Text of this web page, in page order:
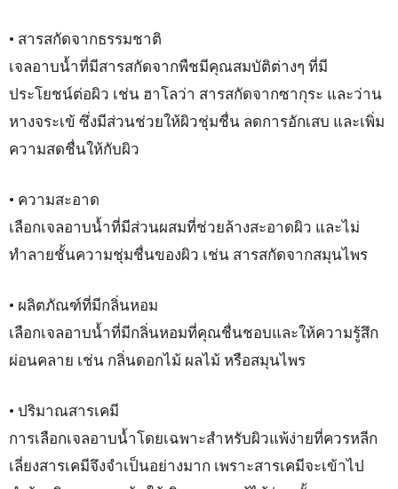
• สารสกัดจากธรรมชาติ
เจลอาบน้ำที่มีสารสกัดจากพืชมีคุณสมบัติต่างๆ ที่มี
ประโยชน์ต่อผิว เช่น ฮาโลว่า สารสกัดจากซากุระ และว่าน
หางจระเข้ ซึ่งมีส่วนช่วยให้ผิวชุ่มชื่น ลดการอักเสบ และเพิ่ม
ความสดชื่นให้กับผิว
• ความสะอาด
เลือกเจลอาบน้ำที่มีส่วนผสมที่ช่วยล้างสะอาดผิว และไม่
ทำลายชั้นความชุ่มชื่นของผิว เช่น สารสกัดจากสมุนไพร
• ผลิตภัณฑ์ที่มีกลิ่นหอม
เลือกเจลอาบน้ำที่มีกลิ่นหอมที่คุณชื่นชอบและให้ความรู้สึก
ผ่อนคลาย เช่น กลิ่นดอกไม้ ผลไม้ หรือสมุนไพร
• ปริมาณสารเคมี
การเลือกเจลอาบน้ำโดยเฉพาะสำหรับผิวแพ้ง่ายที่ควรหลีก
เลี่ยงสารเคมีจึงจำเป็นอย่างมาก เพราะสารเคมีจะเข้าไป